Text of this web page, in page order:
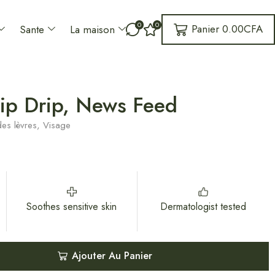
Sante La maison 0 0 Panier 0.00CFA
Drip, News Feed
lèvres, Visage
Soothes sensitive skin Dermatologist tested
Ajouter Au Panier